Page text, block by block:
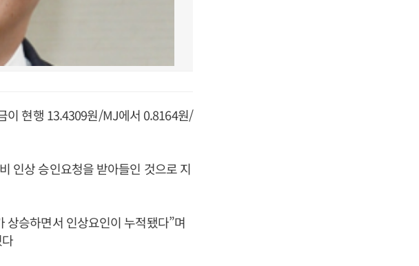
이 현행 13.4309원/MJ에서 0.8164원/
인상 승인요청을 받아들인 것으로 지
상승하면서 인상요인이 누적됐다”며